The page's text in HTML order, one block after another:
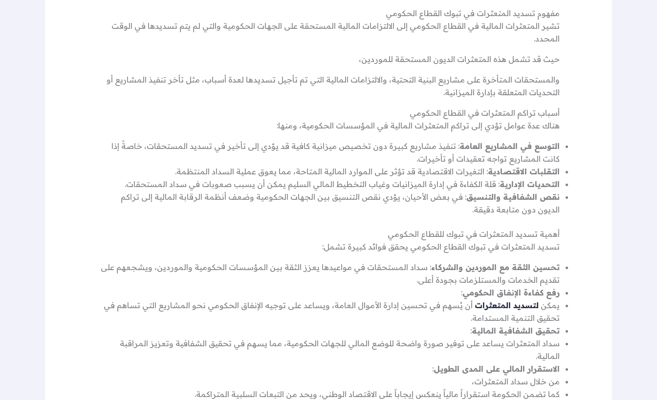
مفهوم تسديد المتعثرات في تبوك القطاع الحكومي
تشير المتعثرات المالية في القطاع الحكومي إلى الالتزامات المالية المستحقة على الجهات الحكومية والتي لم يتم تسديدها في الوقت
المحدد.
حيث قد تشمل هذه المتعثرات الديون المستحقة للموردين،
والمستحقات المتأخرة على مشاريع البنية التحتية، والالتزامات المالية التي تم تأجيل تسديدها لعدة أسباب، مثل تأخر تنفيذ المشاريع أو
التحديات المتعلقة بإدارة الميزانية.
أسباب تراكم المتعثرات في القطاع الحكومي
هناك عدة عوامل تؤدي إلى تراكم المتعثرات المالية في المؤسسات الحكومية، ومنها:
التوسع في المشاريع العامة: تنفيذ مشاريع كبيرة دون تخصيص ميزانية كافية قد يؤدي إلى تأخير في تسديد المستحقات، خاصةً إذا
كانت المشاريع تواجه تعقيدات أو تأخيرات.
التقلبات الاقتصادية: التغيرات الاقتصادية قد تؤثر على الموارد المالية المتاحة، مما يعوق عملية السداد المنتظمة.
التحديات الإدارية: قلة الكفاءة في إدارة الميزانيات وغياب التخطيط المالي السليم يمكن أن يسبب صعوبات في سداد المستحقات.
نقص الشفافية والتنسيق: في بعض الأحيان، يؤدي نقص التنسيق بين الجهات الحكومية وضعف أنظمة الرقابة المالية إلى تراكم
الديون دون متابعة دقيقة.
أهمية تسديد المتعثرات في تبوك للقطاع الحكومي
تسديد المتعثرات في تبوك القطاع الحكومي يحقق فوائد كبيرة تشمل:
تحسين الثقة مع الموردين والشركاء: سداد المستحقات في مواعيدها يعزز الثقة بين المؤسسات الحكومية والموردين، ويشجعهم على
تقديم الخدمات والمستلزمات بجودة أعلى.
رفع كفاءة الإنفاق الحكومي:
يمكن لتسديد المتعثرات أن يُسهم في تحسين إدارة الأموال العامة، ويساعد على توجيه الإنفاق الحكومي نحو المشاريع التي تساهم في
تحقيق التنمية المستدامة.
تحقيق الشفافية المالية:
سداد المتعثرات يساعد على توفير صورة واضحة للوضع المالي للجهات الحكومية، مما يسهم في تحقيق الشفافية وتعزيز المراقبة
المالية.
الاستقرار المالي على المدى الطويل:
من خلال سداد المتعثرات،
كما تضمن الحكومة استقراراً مالياً ينعكس إيجاباً على الاقتصاد الوطني، ويحد من التبعات السلبية المتراكمة.